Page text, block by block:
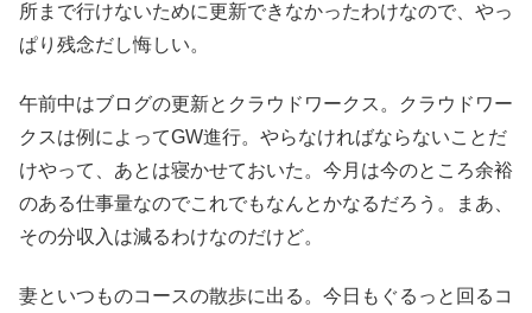
所まで行けないために更新できなかったわけなので、やっ
ぱり残念だし悔しい。
午前中はブログの更新とクラウドワークス。クラウドワー
クスは例によってGW進行。やらなければならないことだ
けやって、あとは寝かせておいた。今月は今のところ余裕
のある仕事量なのでこれでもなんとかなるだろう。まあ、
その分収入は減るわけなのだけど。
妻といつものコースの散歩に出る。今日もぐるっと回るコ